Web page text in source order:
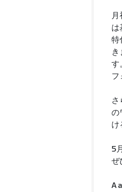
月
は
特
す
フ
の
け
5
ぜ
A